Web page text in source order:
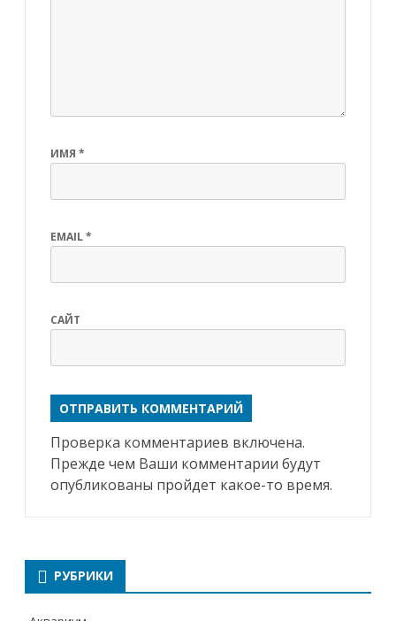
ИМЯ *
EMAIL*
САЙТ
Проверка комментариев включена.
Прежде чем Ваши комментарии будут
опубликованы пройдет какое-то время.
РУБРИКИ